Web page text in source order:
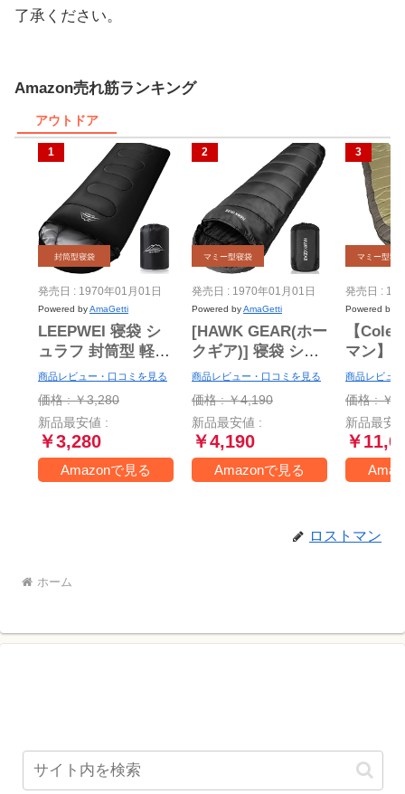
了承ください。
Amazon売れ筋ランキング
アウトドア
封筒型寝袋
発売日 : 1970年01月01日
Powered byAmaGetti
LEEPWEI 寝袋 シ
ュラフ 封筒型 軽量
保温 耐寒 防水 コ
ンパクト アウトド
ア キャンプ 登山
車中泊 防災用 丸洗
い可能 快適温度 丸
洗い寝袋 春用 夏用
商品レビュー・口コミを見る
価格 : ￥3,280
新品最安値 :
￥3,280
Amazonで見る
マミー型寝袋
発売日 : 1970年01月01日
Powered byAmaGetti
[HAWK GEAR(ホー
クギア)] 寝袋 シュ
ラフ マミー型 キャ
ンプ アウトドア
-15度耐寒 簡易防水
オールシーズン (ブ
ラック)
商品レビュー・口コミを見る
価格 : ￥4,190
新品最安値 :
￥4,190
Amazonで見る
マミー型寝袋
発売日 :
Powered by
【
マン】
袋(マミ
度まで
商品レビュ
価格 : ￥
新品最安
￥
ロストマン
ホーム